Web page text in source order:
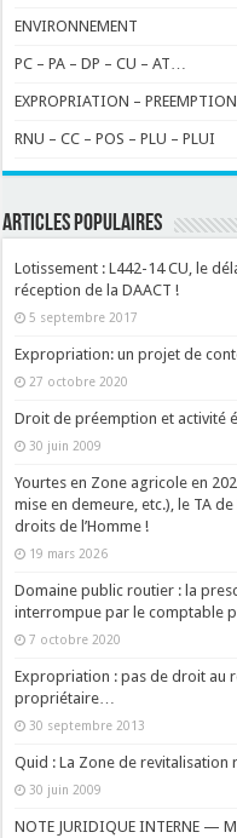
ENVIRONNEMENT
PC – PA – DP – CU – AT…
EXPROPRIATION – PREEMPTION
RNU – CC – POS – PLU – PLUI
ARTICLES POPULAIRES
Lotissement : L442-14 CU, le
réception de la DAACT !
5 septembre 2017
Expropriation: un projet de
27 octobre 2020
Droit de préemption et activité
30 juin 2009
Yourtes en Zone agricole en
mise en demeure, etc.), le TA
droits de l’Homme !
19 mars 2026
Domaine public routier : la
interrompue par le comptable
7 octobre 2020
Expropriation : pas de droit au
propriétaire…
30 septembre 2013
Quid : La Zone de revitalisation
30 juin 2009
NOTE JURIDIQUE INTERNE —